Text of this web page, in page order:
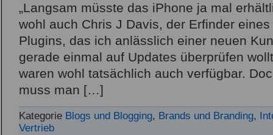
„Langsam müsste das iPhone ja mal
wohl auch Chris J Davis, der Erfinder
Plugins, das ich anlässlich einer neuen
gerade einmal auf Updates überprüfen
waren wohl tatsächlich auch verfügbar.
muss man […]
Kategorie Blogs und Blogging, Brands und Branding,
Vertrieb